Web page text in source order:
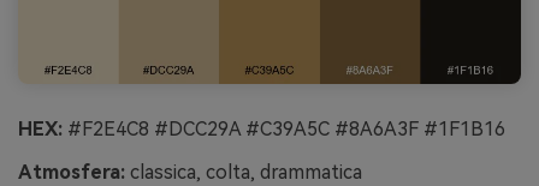
HEX: #F2E4C8 #DCC29A #C39A5C #8A6A3F #1F1B16
Atmosfera: classica, colta, drammatica